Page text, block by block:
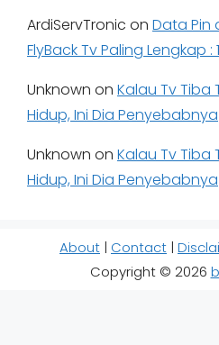
ArdiServTronic on Data Pin
FlyBack Tv Paling Lengkap :
Unknown on Kalau Tv Tiba
Hidup, Ini Dia Penyebabnya
Unknown on Kalau Tv Tiba
Hidup, Ini Dia Penyebabnya
About | Contact |
Copyright © 2026